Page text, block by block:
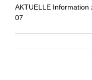
AKTUELLE
07